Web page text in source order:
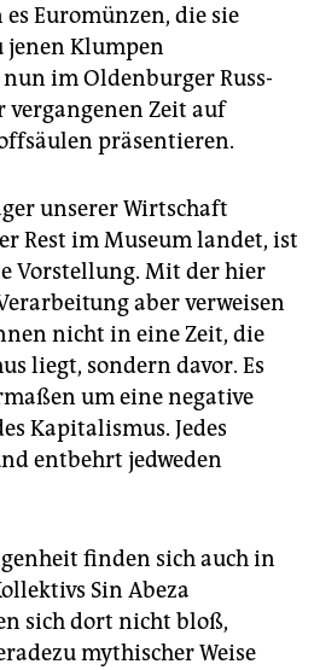
Euromünzen, die sie
jenen Klumpen
im Oldenburger Russ-
vergangenen Zeit auf
präsentieren.
unserer Wirtschaft
Rest im Museum landet, ist
Vorstellung. Mit der hier
aber verweisen
nicht in eine Zeit, die
liegt, sondern davor. Es
um eine negative
Kapitalismus. Jedes
entbehrt jedweden
finden sich auch in
Sin Abeza
sich dort nicht bloß,
mythischer Weise